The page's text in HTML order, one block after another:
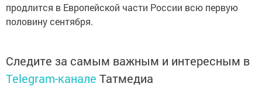
продлится в Европейской части России всю первую
половину сентября.
Следите за самым важным и интересным в
Telegram-канале Татмедиа